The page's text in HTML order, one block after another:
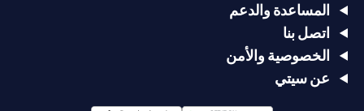
المساعدة والدعم
اتصل بنا
الخصوصية والأمن
عن سيتي